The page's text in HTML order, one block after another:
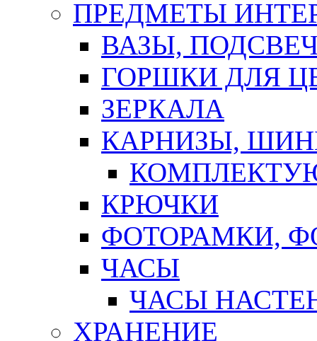
ПРЕДМЕТЫ
ВАЗЫ,
ГОРШКИ ДЛЯ
ЗЕРКАЛА
КАРНИЗЫ,
КРЮЧКИ
ФОТОРАМКИ,
ЧАСЫ
ЧАСЫ
ХРАНЕНИЕ